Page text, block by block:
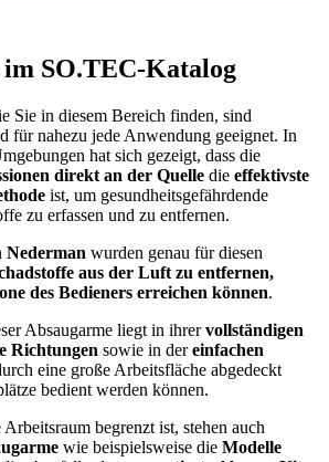
im SO.TEC-Katalog
Sie in diesem Bereich finden, sind
für nahezu jede Anwendung geeignet. In
hat sich gezeigt, dass die
direkt an der Quelle die effektivste
ist, um gesundheitsgefährdende
zu erfassen und zu entfernen.
Nederman wurden genau für diesen
aus der Luft zu entfernen,
des Bedieners erreichen können.
Absaugarme liegt in ihrervollständigen
Richtungen sowie in dereinfachen
eine große Arbeitsfläche abgedeckt
bedient werden können.
begrenzt ist, stehen auch
wie beispielsweise die Modelle